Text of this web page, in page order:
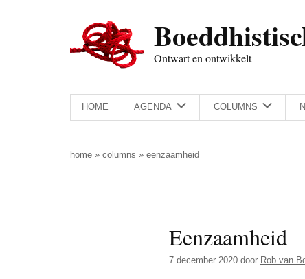
Ontwart en ontwikkelt
HOME AGENDA COLUMNS
home » columns » eenzaamheid
Eenzaamheid
7 december 2020 door Rob van